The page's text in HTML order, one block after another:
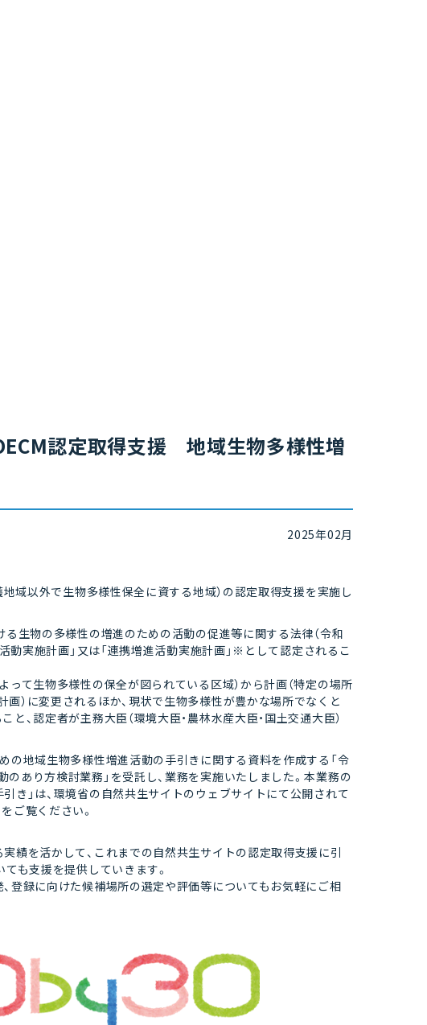
認定取得支援 地域生物多様性増
2025年02月
域以外で生物多様性保全に資する地域）の認定取得支援を実施し
生物の多様性の増進のための活動の促進等に関する法律（令和
動実施計画」又は「連携増進活動実施計画」※として認定されるこ
て生物多様性の保全が図られている区域）から計画（特定の場所
）に変更されるほか、現状で生物多様性が豊かな場所でなくと
、認定者が主務大臣（環境大臣・農林水産大臣・国土交通大臣）
の地域生物多様性増進活動の手引きに関する資料を作成する「令
あり方検討業務」を受託し、業務を実施いたしました。本業務の
き」は、環境省の自然共生サイトのウェブサイトにて公開されて
ご覧ください。
績を活かして、これまでの自然共生サイトの認定取得支援に引
も支援を提供していきます。
登録に向けた候補場所の選定や評価等についてもお気軽にご相